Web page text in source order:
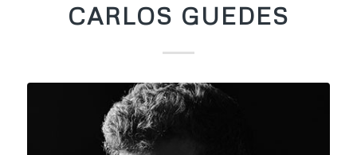
CARLOS GUEDES